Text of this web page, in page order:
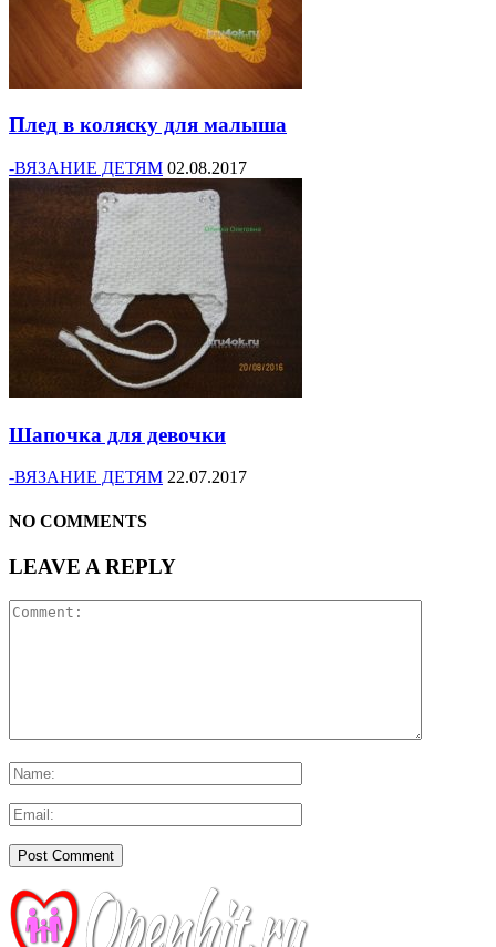
Плед в коляску для малыша
-ВЯЗАНИЕ ДЕТЯМ 02.08.2017
Шапочка для девочки
-ВЯЗАНИЕ ДЕТЯМ 22.07.2017
NO COMMENTS
LEAVE A REPLY